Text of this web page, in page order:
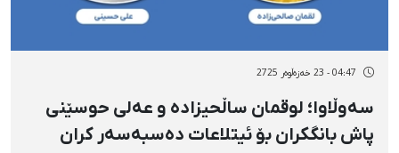
04:47 - 23 خەزەڵوەر 2725
سەوڵاوا؛ لوقمان ساڵحیزادە و عەلی حوسێنی
پاش بانگکران بۆ ئیتلاعات دەسبەسەر کران